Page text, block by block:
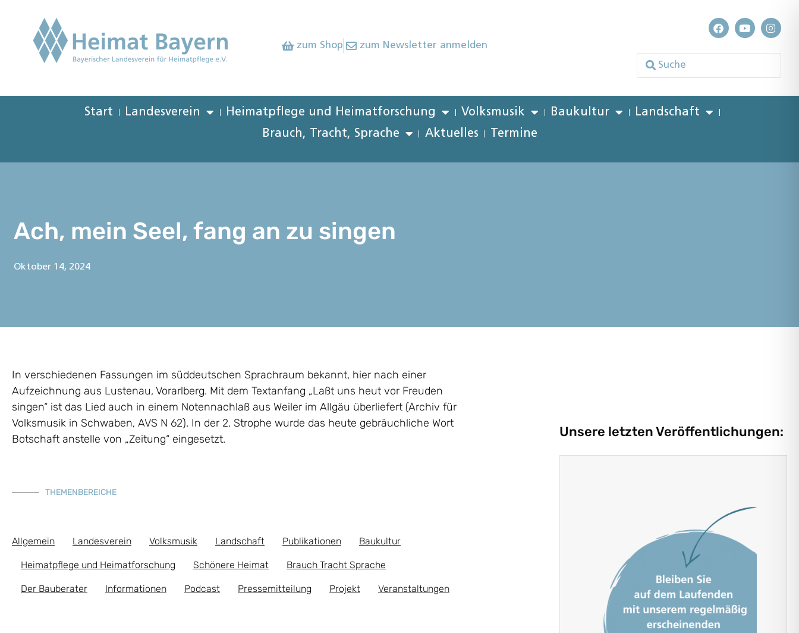
zum Shop zum Newsletter anmelden
Start Landesverein Heimatpflege und Heimatforschung Volksmusik Baukultur
Landschaft
Brauch, Tracht, Sprache
Aktuelles Termine
Ach, mein Seel, fang an zu singen
Oktober 14, 2024
In verschiedenen Fassungen im süddeutschen Sprachraum bekannt, hier nach einer
Aufzeichnung aus Lustenau, Vorarlberg. Mit dem Textanfang „Laßt uns heut vor Freuden
singen“ ist das Lied auch in einem Notennachlaß aus Weiler im Allgäu überliefert (Archiv für
Volksmusik in Schwaben, AVS N 62). In der 2. Strophe wurde das heute gebräuchliche Wort
Botschaft anstelle von „Zeitung“ eingesetzt.
THEMENBEREICHE
Allgemein Landesverein Volksmusik Landschaft Publikationen Baukultur
Heimatpflege und Heimatforschung Schönere Heimat Brauch Tracht Sprache
Der Bauberater Informationen Podcast Pressemitteilung Projekt Veranstaltungen
Unsere letzten Veröffentlichungen: